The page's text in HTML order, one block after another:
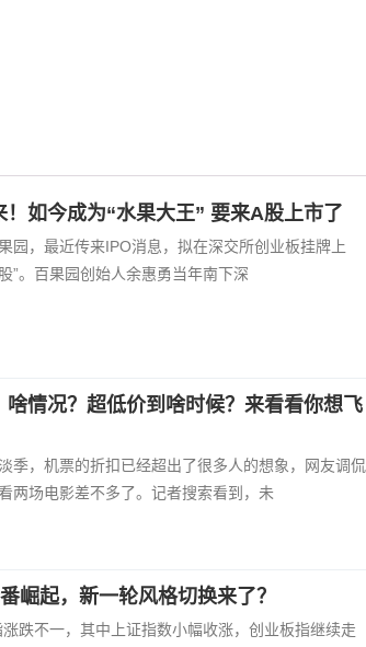
如今成为“水果大王” 要来A股上市了
，最近传来IPO消息，拟在深交所创业板挂牌上
”。百果园创始人余惠勇当年南下深
情况？超低价到啥时候？来看看你想飞
季，机票的折扣已经超出了很多人的想象，网友调侃
两场电影差不多了。记者搜索看到，未
崛起，新一轮风格切换来了？
跌不一，其中上证指数小幅收涨，创业板指继续走